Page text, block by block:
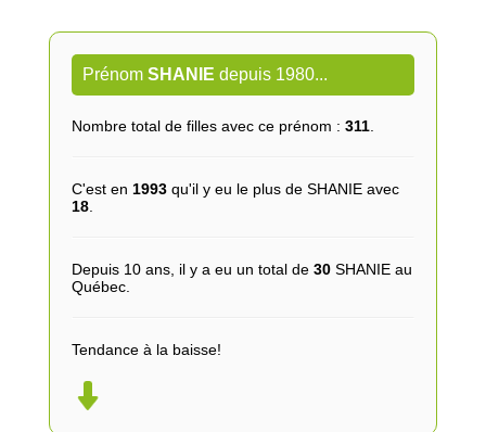
Prénom SHANIE depuis 1980...
Nombre total de filles avec ce prénom : 311.
C'est en 1993qu'il y eu le plus de SHANIE avec
18.
Depuis 10 ans, il y a eu un total de 30SHANIE au
Québec.
Tendance à la baisse!